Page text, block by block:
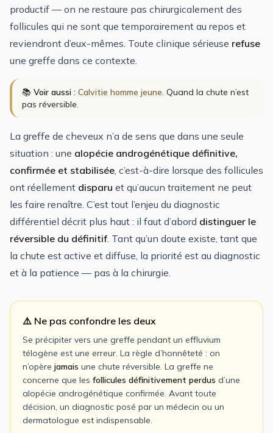
productif — on ne restaure pas chirurgicalement des
follicules qui ne sont que temporairement au repos et
reviendront d’eux-mêmes. Toute clinique sérieuse refuse
une greffe dans ce contexte.
📚 Voir aussi : Calvitie homme jeune . Quand la chute n’est
pas réversible.
La greffe de cheveux n’a de sens que dans une seule
situation : une alopécie androgénétique définitive,
confirmée et stabilisée , c’est-à-dire lorsque des follicules
ont réellement disparu et qu’aucun traitement ne peut
les faire renaître. C’est tout l’enjeu du diagnostic
différentiel décrit plus haut : il faut d’abord distinguer le
réversible du définitif . Tant qu’un doute existe, tant que
la chute est active et diffuse, la priorité est au diagnostic
et à la patience — pas à la chirurgie.
⚠️ Ne pas confondre les deux
Se précipiter vers une greffe pendant un effluvium
télogène est une erreur. La règle d’honnêteté : on
n’opère jamais une chute réversible. La greffe ne
concerne que les follicules définitivement perdus d’une
alopécie androgénétique confirmée. Avant toute
décision, un diagnostic posé par un médecin ou un
dermatologue est indispensable.